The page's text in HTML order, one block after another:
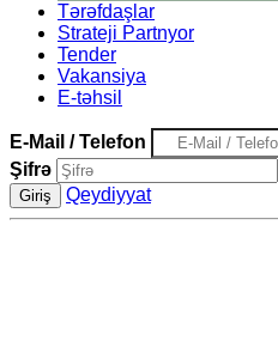
Tərəfdaşlar
Strateji Partnyor
Tender
Vakansiya
E-təhsil
E-Mail / Telefon
Şifrə
Qeydiyyat